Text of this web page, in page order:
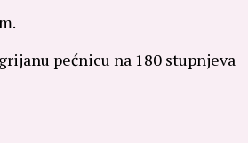
pećnicu na 180 stupnjeva